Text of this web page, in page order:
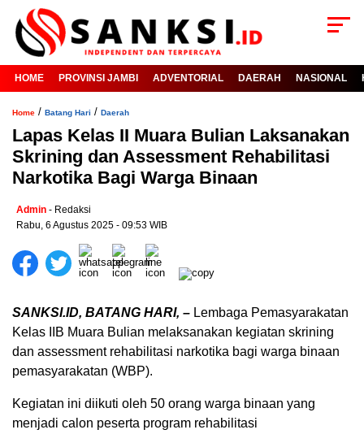
HOME PROVINSI JAMBI ADVENTORIAL DAERAH NASIONAL
Home / Batang Hari / Daerah
Lapas Kelas II Muara Bulian Laksanakan
Skrining dan Assessment Rehabilitasi
Narkotika Bagi Warga Binaan
Admin - Redaksi
Rabu, 6 Agustus 2025 - 09:53 WIB
SANKSI.ID, BATANG HARI, – Lembaga Pemasyarakatan
Kelas IIB Muara Bulian melaksanakan kegiatan skrining
dan assessment rehabilitasi narkotika bagi warga binaan
pemasyarakatan (WBP).
Kegiatan ini diikuti oleh 50 orang warga binaan yang
menjadi calon peserta program rehabilitasi